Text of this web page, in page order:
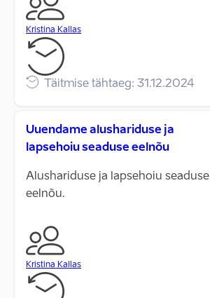
Kristina Kallas
Täitmise tähtaeg: 31.12.2024
Uuendame alushariduse ja
lapsehoiu seaduse eelnõu
Alushariduse ja lapsehoiu seaduse
eelnõu.
Kristina Kallas